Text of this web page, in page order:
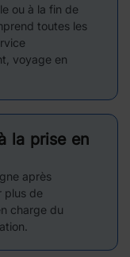
ou à la fin de
toutes les
voyage en
la prise en
après
plus de
charge du